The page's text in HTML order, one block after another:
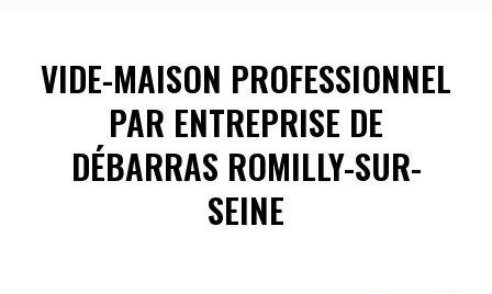
VIDE-MAISON PROFESSIONNEL
PAR ENTREPRISE DE
DÉBARRAS ROMILLY-SUR-
SEINE